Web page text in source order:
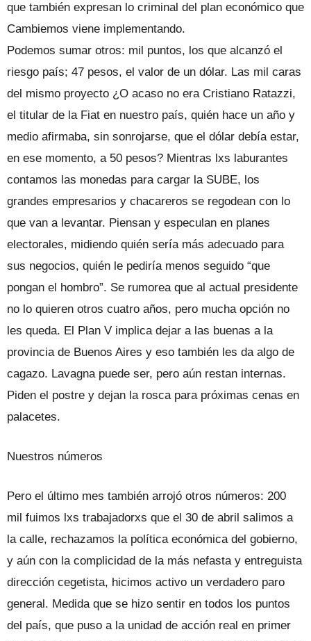
que también expresan lo criminal del plan económico que
Cambiemos viene implementando.
Podemos sumar otros: mil puntos, los que alcanzó el
riesgo país; 47 pesos, el valor de un dólar. Las mil caras
del mismo proyecto ¿O acaso no era Cristiano Ratazzi,
el titular de la Fiat en nuestro país, quién hace un año y
medio afirmaba, sin sonrojarse, que el dólar debía estar,
en ese momento, a 50 pesos? Mientras lxs laburantes
contamos las monedas para cargar la SUBE, los
grandes empresarios y chacareros se regodean con lo
que van a levantar. Piensan y especulan en planes
electorales, midiendo quién sería más adecuado para
sus negocios, quién le pediría menos seguido “que
pongan el hombro”. Se rumorea que al actual presidente
no lo quieren otros cuatro años, pero mucha opción no
les queda. El Plan V implica dejar a las buenas a la
provincia de Buenos Aires y eso también les da algo de
cagazo. Lavagna puede ser, pero aún restan internas.
Piden el postre y dejan la rosca para próximas cenas en
palacetes.
Nuestros números
Pero el último mes también arrojó otros números: 200
mil fuimos lxs trabajadorxs que el 30 de abril salimos a
la calle, rechazamos la política económica del gobierno,
y aún con la complicidad de la más nefasta y entreguista
dirección cegetista, hicimos activo un verdadero paro
general. Medida que se hizo sentir en todos los puntos
del país, que puso a la unidad de acción real en primer